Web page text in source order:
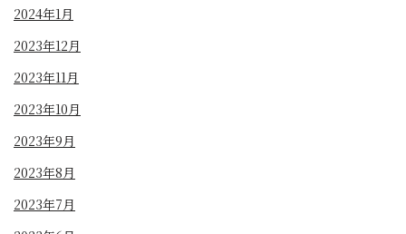
2024年1月
2023年12月
2023年11月
2023年10月
2023年9月
2023年8月
2023年7月